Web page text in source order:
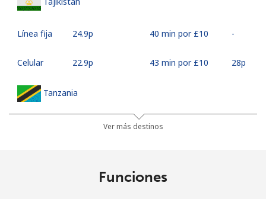
Línea fija ⁦24.9p⁩ 40 min por ⁦£10⁩ -
Celular ⁦22.9p⁩ 43 min por ⁦£10⁩ ⁦28p⁩
Tanzania
33 min por ⁦£10⁩
Ver más destinos
Funciones